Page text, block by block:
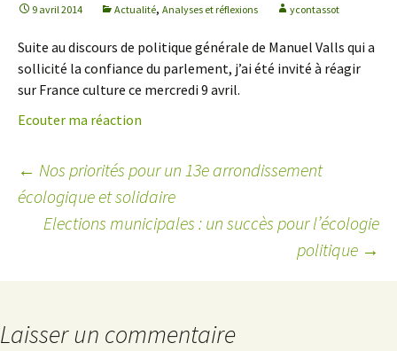
9 avril 2014 Actualité, Analyses et réflexions ycontassot
Suite au discours de politique générale de Manuel Valls qui a
sollicité la confiance du parlement, j’ai été invité à réagir
sur France culture ce mercredi 9 avril.
Ecouter ma réaction
Navigation
← Nos priorités pour un 13e arrondissement
écologique et solidaire
Elections municipales : un succès pour l’écologie
politique →
Laisser un commentaire